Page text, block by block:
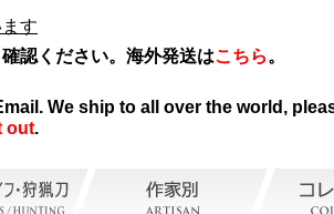
す
認ください。海外発送はこちら。
We ship to all over the world,
out.